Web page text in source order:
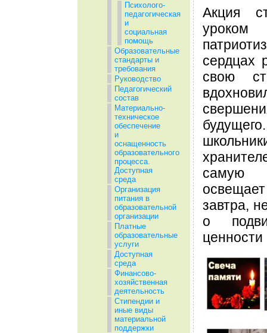
Психолого-
педагогическая
и
социальная
помощь
Образовательные
стандарты и
требования
Руководство
Педагогический
состав
Материально-
техническое
обеспечение
и
оснащенность
образовательного
процесса.
Доступная
среда
Организация
питания в
образовательной
организации
Платные
образовательные
услуги
Доступная
среда
Финансово-
хозяйственная
деятельность
Стипендии и
иные виды
материальной
поддержки
Акция
сердцах
свою
самую
завтра,
о